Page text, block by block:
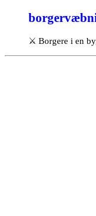
⚔ Borgere i en